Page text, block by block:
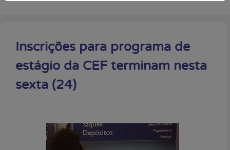
Inscrições para programa de
estágio da CEF terminam nesta
sexta (24)